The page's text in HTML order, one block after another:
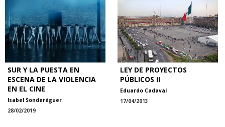
SUR Y LA PUESTA EN
ESCENA DE LA VIOLENCIA
EN EL CINE
Isabel Sonderéguer
28/02/2019
LEY DE PROYECTOS
PÚBLICOS II
Eduardo Cadaval
17/04/2013